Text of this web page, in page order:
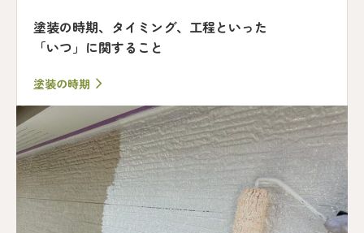
塗装の時期、タイミング、工程といった
「いつ」に関すること
塗装の時期